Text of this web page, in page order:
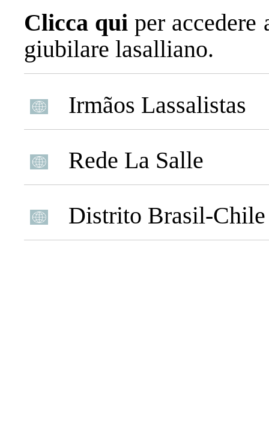
Clicca qui per
giubilare lasalliano.
Irmãos Lassalistas
Rede La Salle
Distrito Brasil-